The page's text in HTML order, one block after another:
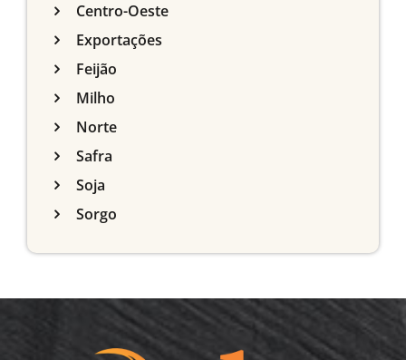
Centro-Oeste
Exportações
Feijão
Milho
Norte
Safra
Soja
Sorgo